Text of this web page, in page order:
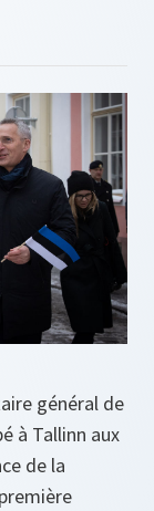
général de
à Tallinn aux
de la